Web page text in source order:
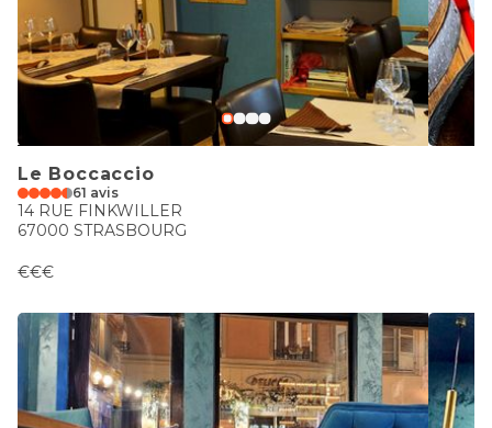
Le Boccaccio
61 avis
14 RUE FINKWILLER
67000 STRASBOURG
€€€